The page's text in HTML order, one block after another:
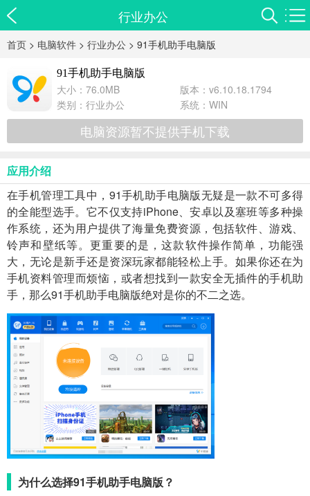
行业办公
首页 > 电脑软件 > 行业办公 > 91手机助手电脑版
91手机助手电脑版
大小：76.0MB
版本：v6.10.18.1794
类别： 行业办公 系统：WIN
电脑资源暂不提供手机下载
应用介绍
在手机管理工具中，91手机助手电脑版无疑是一款不可多得
的全能型选手。它不仅支持iPhone、安卓以及塞班等多种操
作系统，还为用户提供了海量免费资源，包括软件、游戏、
铃声和壁纸等。更重要的是，这款软件操作简单，功能强
大，无论是新手还是资深玩家都能轻松上手。如果你还在为
手机资料管理而烦恼，或者想找到一款安全无插件的手机助
手，那么91手机助手电脑版绝对是你的不二之选。
为什么选择91手机助手电脑版？